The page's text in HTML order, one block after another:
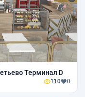
Терминал D
110 0